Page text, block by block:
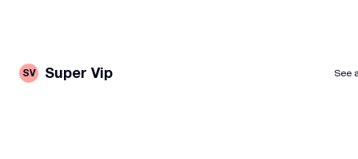
SV Super Vip See